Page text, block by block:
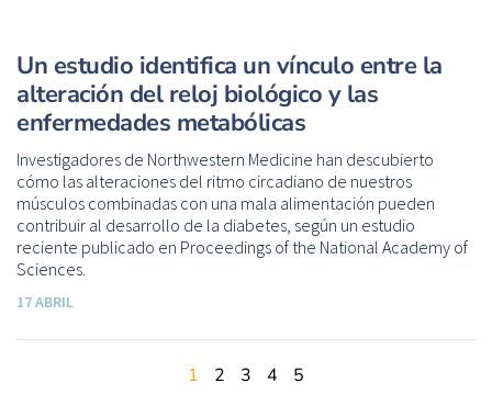
Un estudio identifica un vínculo entre la
alteración del reloj biológico y las
enfermedades metabólicas
Investigadores de Northwestern Medicine han descubierto
cómo las alteraciones del ritmo circadiano de nuestros
músculos combinadas con una mala alimentación pueden
contribuir al desarrollo de la diabetes, según un estudio
reciente publicado en Proceedings of the National Academy of
Sciences.
17 ABRIL
1 2 3 4 5